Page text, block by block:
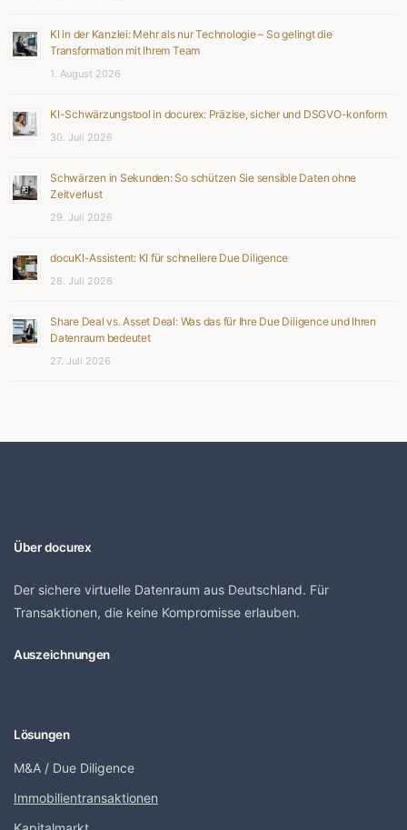
KI in der Kanzlei: Mehr als nur Technologie – So gelingt die
Transformation mit Ihrem Team
1. August 2026
KI-Schwärzungstool in docurex: Präzise, sicher und DSGVO-konform
30. Juli 2026
Schwärzen in Sekunden: So schützen Sie sensible Daten ohne
Zeitverlust
29. Juli 2026
docuKI-Assistent: KI für schnellere Due Diligence
28. Juli 2026
Share Deal vs. Asset Deal: Was das für Ihre Due Diligence und Ihren
Datenraum bedeutet
27. Juli 2026
Über docurex
Der sichere virtuelle Datenraum aus Deutschland. Für
Transaktionen, die keine Kompromisse erlauben.
Auszeichnungen
Lösungen
M&A / Due Diligence
Immobilientransaktionen